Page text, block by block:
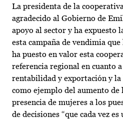
La presidenta de la
agradecido al Gobierno de
apoyo al sector y ha expuesto
esta campaña de vendimia
ha puesto en valor esta
referencia regional en cuanto
rentabilidad y exportación y la
como ejemplo del aumento
presencia de mujeres a los
de decisiones “que cada vez